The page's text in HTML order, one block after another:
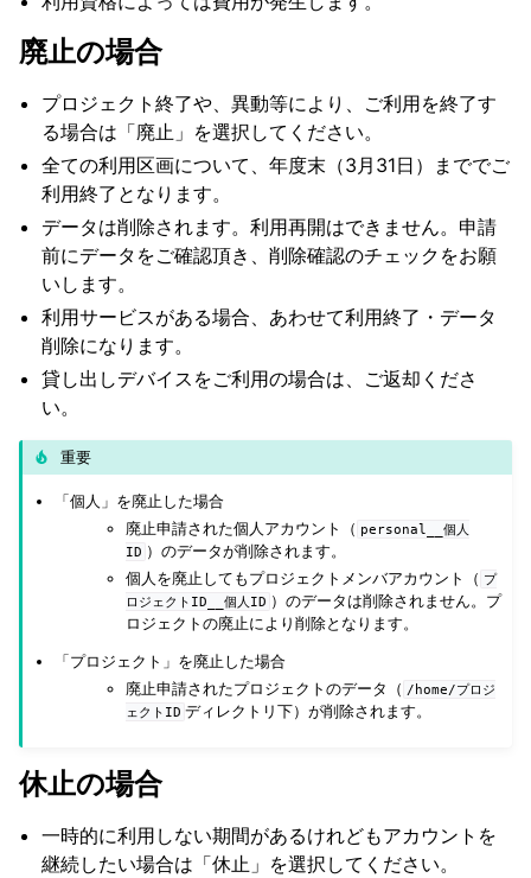
廃止の場合
プロジェクト終了や、異動等により、ご利用を終了す
る場合は「廃止」を選択してください。
全ての利用区画について、年度末（3月31日）まででご
利用終了となります。
データは削除されます。利用再開はできません。申請
前にデータをご確認頂き、削除確認のチェックをお願
いします。
利用サービスがある場合、あわせて利用終了・データ
削除になります。
貸し出しデバイスをご利用の場合は、ご返却くださ
い。
重要
「個人」を廃止した場合
廃止申請された個人アカウント（ personal__個人
ID ）のデータが削除されます。
個人を廃止してもプロジェクトメンバアカウント（ プ
ロジェクトID__個人ID ）のデータは削除されません。プ
ロジェクトの廃止により削除となります。
「プロジェクト」を廃止した場合
廃止申請されたプロジェクトのデータ（ /home/プロジ
ェクトID ディレクトリ下）が削除されます。
休止の場合
一時的に利用しない期間があるけれどもアカウントを
継続したい場合は「休止」を選択してください。